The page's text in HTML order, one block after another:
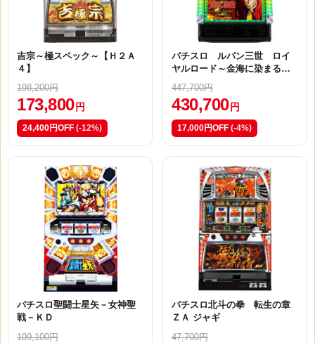
吉宗～極スペック～【Ｈ２Ａ
４】
198,200円
173,800 円
24,400円OFF (-12%)
パチスロ ルパン三世 ロイ
ヤルロード～金海に染まる黄
金神殿～【Ｂ１】
447,700円
430,700 円
17,000円OFF (-4%)
パチスロ聖闘士星矢－女神聖
戦－ＫＤ
109,100円
パチスロ北斗の拳 転生の章
ＺＡ ジャギ
47,700円